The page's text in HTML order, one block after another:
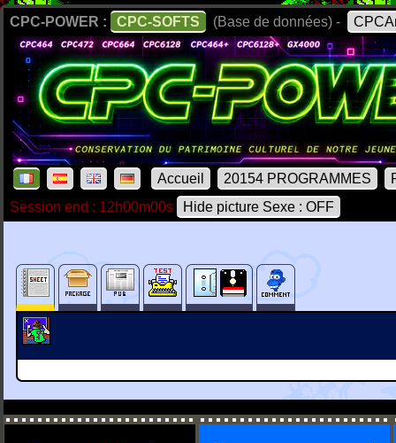
CPC-POWER : CPC-SOFTS (Base de données) -
Accueil 20154 PROGRAMMES
Session end : 12h00m00s
Hide picture Sexe : OFF